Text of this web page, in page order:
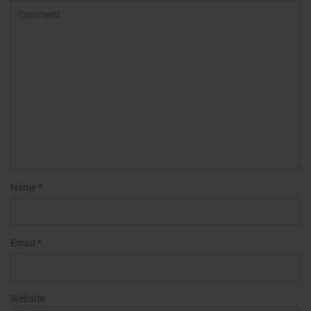
Name *
Email *
Website